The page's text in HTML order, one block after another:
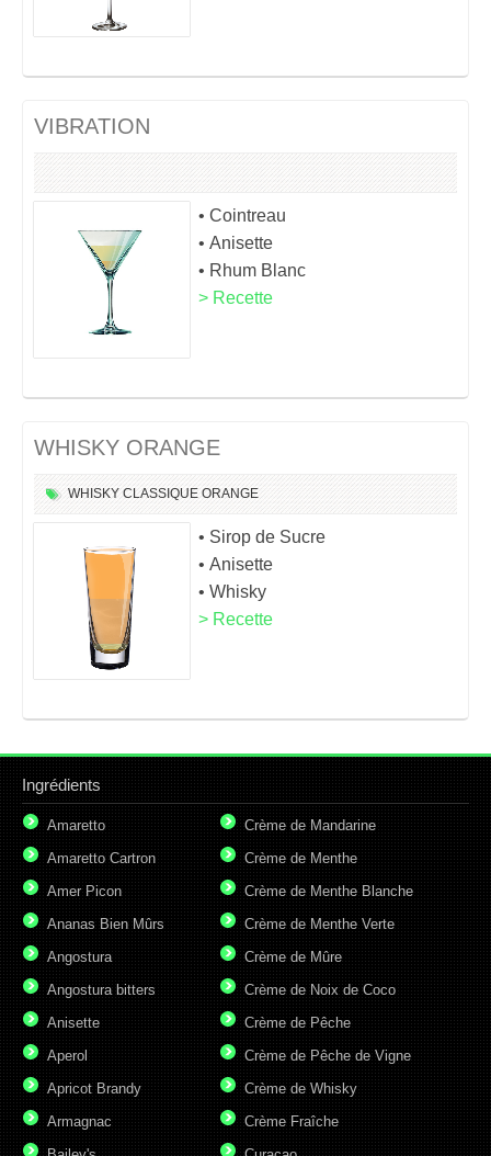
VIBRATION
• Cointreau
• Anisette
• Rhum Blanc
> Recette
WHISKY ORANGE
WHISKY CLASSIQUE ORANGE
• Sirop de Sucre
• Anisette
• Whisky
> Recette
Ingrédients
Amaretto
Amaretto Cartron
Amer Picon
Ananas Bien Mûrs
Angostura
Angostura bitters
Anisette
Aperol
Apricot Brandy
Armagnac
Crème de Mandarine
Crème de Menthe
Crème de Menthe Blanche
Crème de Menthe Verte
Crème de Mûre
Crème de Noix de Coco
Crème de Pêche
Crème de Pêche de Vigne
Crème de Whisky
Crème Fraîche